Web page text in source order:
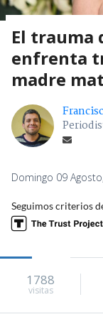
El trauma
enfrenta
madre
Domingo 09
Seguimos criterios
1788
visitas